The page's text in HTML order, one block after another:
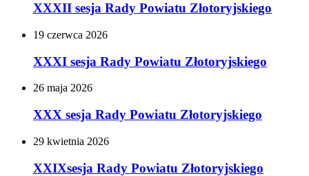
XXXII sesja Rady Powiatu Złotoryjskiego
19 czerwca 2026
XXXI sesja Rady Powiatu Złotoryjskiego
26 maja 2026
XXX sesja Rady Powiatu Złotoryjskiego
29 kwietnia 2026
XXIXsesja Rady Powiatu Złotoryjskiego